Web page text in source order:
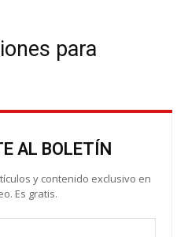
para
AL BOLETÍN
y contenido exclusivo en
Es gratis.